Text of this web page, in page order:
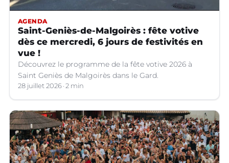
AGENDA
Saint-Geniès-de-Malgoirès : fête votive
dès ce mercredi, 6 jours de festivités en
vue !
Découvrez le programme de la fête votive 2026 à
Saint Geniès de Malgoirès dans le Gard.
28 juillet 2026 2 min